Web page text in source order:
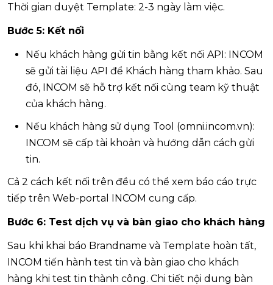
Thời gian duyệt Template: 2-3 ngày làm việc.
Bước 5: Kết nối
Nếu khách hàng gửi tin bằng kết nối API: INCOM
sẽ gửi tài liệu API để Khách hàng tham khảo. Sau
đó, INCOM sẽ hỗ trợ kết nối cùng team kỹ thuật
của khách hàng.
Nếu khách hàng sử dụng Tool (omni.incom.vn):
INCOM sẽ cấp tài khoản và hướng dẫn cách gửi
tin.
Cả 2 cách kết nối trên đều có thể xem báo cáo trực
tiếp trên Web-portal INCOM cung cấp.
Bước 6: Test dịch vụ và bàn giao cho khách hàng
Sau khi khai báo Brandname và Template hoàn tất,
INCOM tiến hành test tin và bàn giao cho khách
hàng khi test tin thành công. Chi tiết nội dung bàn